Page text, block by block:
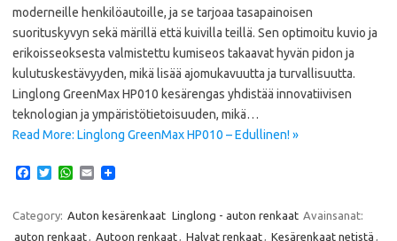
moderneille henkilöautoille, ja se tarjoaa tasapainoisen
suorituskyvyn sekä märillä että kuivilla teillä. Sen optimoitu kuvio ja
erikoisseoksesta valmistettu kumiseos takaavat hyvän pidon ja
kulutuskestävyyden, mikä lisää ajomukavuutta ja turvallisuutta.
Linglong GreenMax HP010 kesärengas yhdistää innovatiivisen
teknologian ja ympäristötietoisuuden, mikä…
Read More: Linglong GreenMax HP010 – Edullinen! »
e
T
t
W
t
E
i
Category: Auton kesärenkaat Linglong - auton renkaat Avainsanat:
auton renkaat
Autoon renkaat Halvat renkaat Kesärenkaat netistä